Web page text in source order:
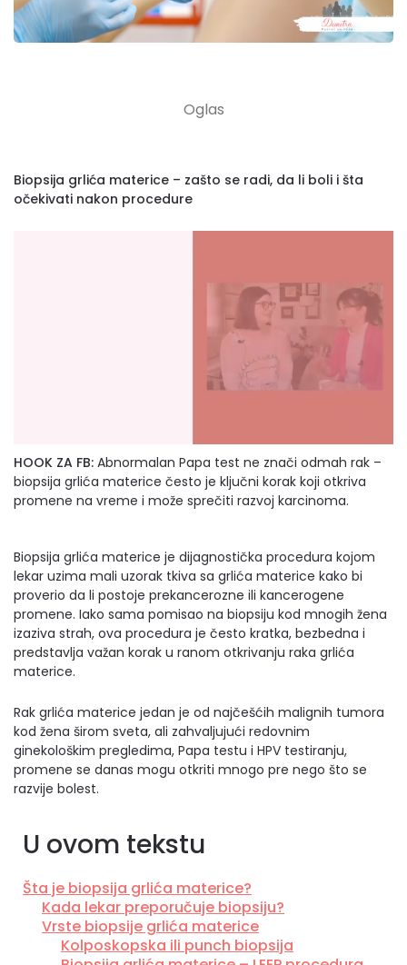
Biopsija grlića materice – zašto se radi, da li boli i šta
očekivati nakon procedure
HOOK ZA FB: Abnormalan Papa test ne znači odmah rak –
biopsija grlića materice često je ključni korak koji otkriva
promene na vreme i može sprečiti razvoj karcinoma.
Biopsija grlića materice je dijagnostička procedura kojom
lekar uzima mali uzorak tkiva sa grlića materice kako bi
proverio da li postoje prekancerozne ili kancerogene
promene. Iako sama pomisao na biopsiju kod mnogih žena
izaziva strah, ova procedura je često kratka, bezbedna i
predstavlja važan korak u ranom otkrivanju raka grlića
materice.
Rak grlića materice jedan je od najčešćih malignih tumora
kod žena širom sveta, ali zahvaljujući redovnim
ginekološkim pregledima, Papa testu i HPV testiranju,
promene se danas mogu otkriti mnogo pre nego što se
razvije bolest.
U ovom tekstu
Šta je biopsija grlića materice?
Kada lekar preporučuje biopsiju?
Vrste biopsije grlića materice
Kolposkopska ili punch biopsija